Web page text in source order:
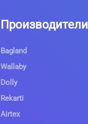
Производители
Bagland
Wallaby
Dolly
Rekarti
Airtex